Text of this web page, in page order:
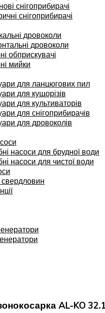
снігоприбирачі
снігоприбирачі
дровоколи
дровоколи
обприскувачі
мийки
для ланцюгових пил
для кущорізів
для культиваторів
для снігоприбирачів
для дровоколів
насоси для брудної води
насоси для чистої води
AL-KO